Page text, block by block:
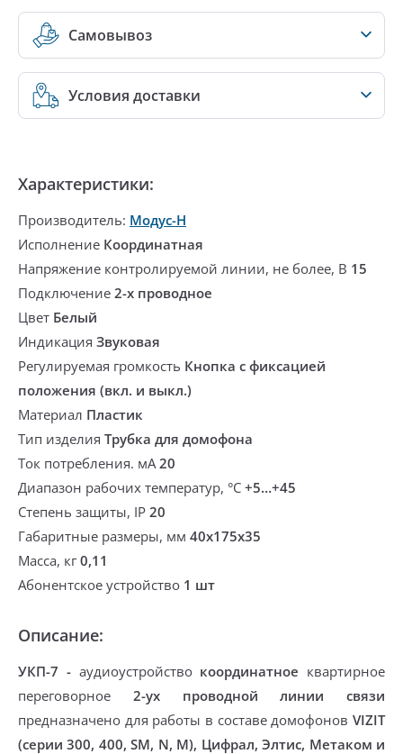
Самовывоз
Условия доставки
Характеристики:
Производитель: Модус-Н
Исполнение Координатная
Напряжение контролируемой линии, не более, В 15
Подключение 2-х проводное
Цвет Белый
Индикация Звуковая
Регулируемая громкость Кнопка с фиксацией
положения (вкл. и выкл.)
Материал Пластик
Тип изделия Трубка для домофона
Ток потребления. мА20
Диапазон рабочих температур, °С +5…+45
Степень защиты, IP 20
Габаритные размеры, мм 40x175x35
Масса, кг0,11
Абонентское устройство 1 шт
Описание:
УКП-7 - аудиоустройство координатное квартирное
переговорное 2-ух проводной линии связи
предназначено для работы в составе домофонов VIZIT
(серии 300, 400, SM, N, M), Цифрал, Элтис, Метаком и